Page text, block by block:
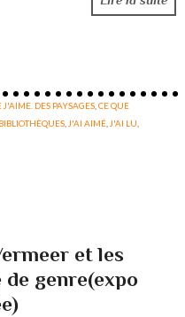
J'AIME. DES PAYSAGES ,CE QUE
J'AI AIMÉ J'AI LU
et les
genre(expo